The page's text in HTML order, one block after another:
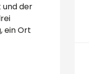
und der
ein Ort